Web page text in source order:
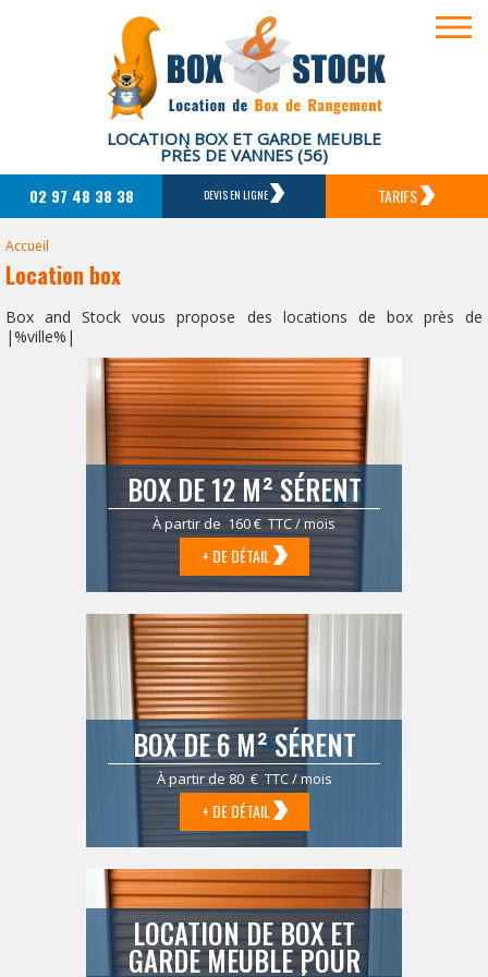
LOCATION BOX ET GARDE MEUBLE
PRÈS DE VANNES (56)
02 97 48 38 38 DEVIS EN LIGNE TARIFS
Accueil
Location box
Box and Stock vous propose des locations de box près de
|%ville%|
BOX DE 12 M² SÉRENT
À partir de 160 € TTC / mois
+ DE DÉTAIL
BOX DE 6 M² SÉRENT
À partir de 80 € TTC / mois
+ DE DÉTAIL
LOCATION DE BOX ET
GARDE MEUBLE POUR